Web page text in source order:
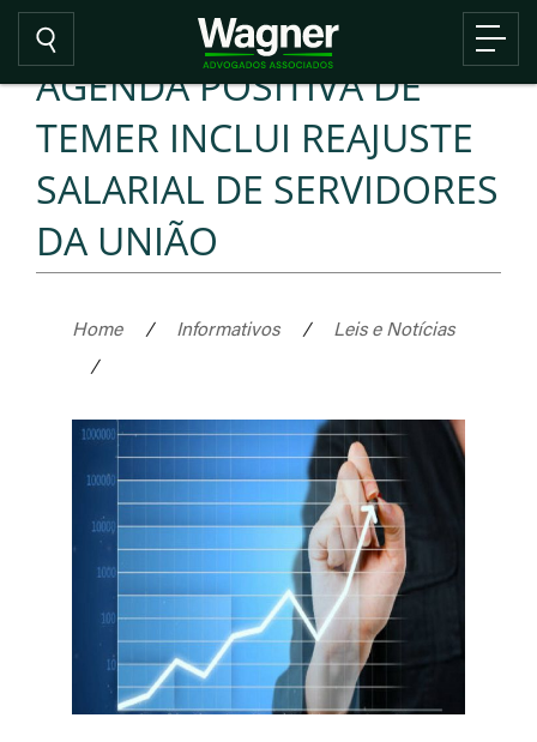
AGENDA POSITIVA DE
TEMER INCLUI REAJUSTE
SALARIAL DE SERVIDORES
DA UNIÃO
Home / Informativos /
Leis e Notícias
/